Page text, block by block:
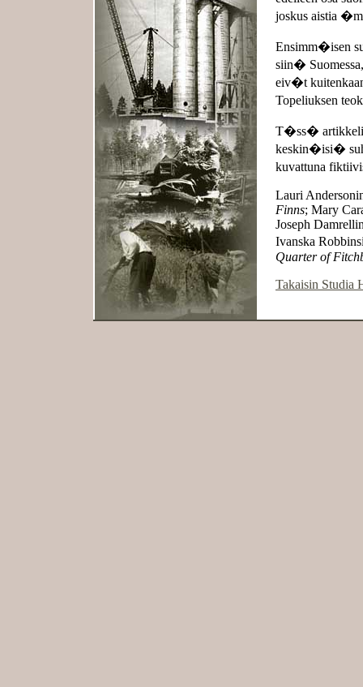
joskus aistia
Ensimm�isen
siin�
eiv�t
Topeliuksen
T�ss�
keskin�isi�
kuvattuna
Lauri
Finns; Mary
Joseph
Ivanska
Quarter of
Takaisin Studia